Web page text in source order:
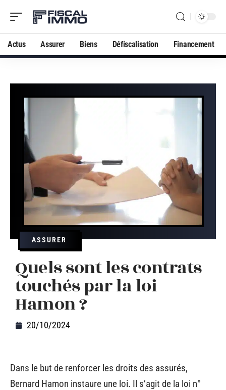
Actus Assurer Biens Défiscalisation Financement
ASSURER
Quels sont les contrats
touchés par la loi
Hamon ?
20/10/2024
Dans le but de renforcer les droits des assurés,
Bernard Hamon instaure une loi. Il s’agit de la loi n°